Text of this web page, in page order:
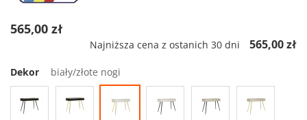
565,00 zł
Najniższa cena z ostanich 30 dni 565,00 zł
Dekor biały/złote nogi